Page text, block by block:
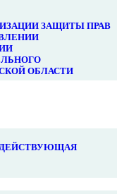
ЗАЩИТЫ ПРАВ
ОБЛАСТИ